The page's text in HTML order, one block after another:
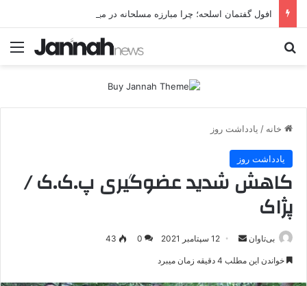
خانه / یادداشت روز
یادداشت روز
کاهش شدید عضوگیری پ.ک.ک /
پژاک
بی‌تاوان
ر
12 سپتامبر 2021 0
43
خواندن این مطلب 4 دقیقه زمان میبرد